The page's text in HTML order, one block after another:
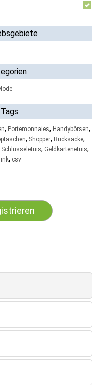
, Portemonnaies, Handybörsen,
, Shopper, Rucksäcke,
Schlüsseletuis, Geldkartenetuis,
, csv